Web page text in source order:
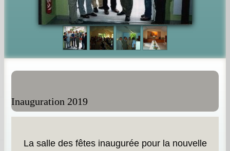
Inauguration 2019
La salle des fêtes inaugurée pour la nouvelle